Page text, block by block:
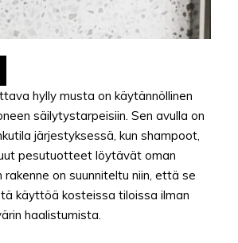
hylly musta on käytännöllinen
säilytystarpeisiin. Sen avulla on
järjestyksessä, kun shampoot,
pesutuotteet löytävät oman
rakenne on suunniteltu niin, että se
käyttöä kosteissa tiloissa ilman
haalistumista.